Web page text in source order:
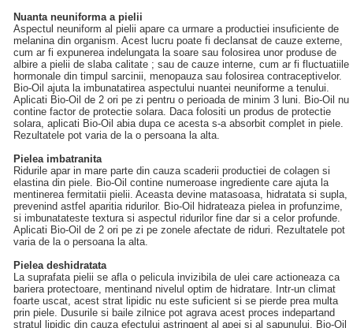
Nuanta neuniforma a pielii
Aspectul neuniform al pielii apare ca urmare a productiei insuficiente de
melanina din organism. Acest lucru poate fi declansat de cauze externe,
cum ar fi expunerea indelungata la soare sau folosirea unor produse de
albire a pielii de slaba calitate ; sau de cauze interne, cum ar fi fluctuatiile
hormonale din timpul sarcinii, menopauza sau folosirea contraceptivelor.
Bio‑Oil ajuta la imbunatatirea aspectului nuantei neuniforme a tenului.
Aplicati Bio‑Oil de 2 ori pe zi pentru o perioada de minim 3 luni. Bio‑Oil nu
contine factor de protectie solara. Daca folositi un produs de protectie
solara, aplicati Bio‑Oil abia dupa ce acesta s-a absorbit complet in piele.
Rezultatele pot varia de la o persoana la alta.
Pielea imbatranita
Ridurile apar in mare parte din cauza scaderii productiei de colagen si
elastina din piele. Bio‑Oil contine numeroase ingrediente care ajuta la
mentinerea fermitatii pielii. Aceasta devine matasoasa, hidratata si supla,
prevenind astfel aparitia ridurilor. Bio‑Oil hidrateaza pielea in profunzime,
si imbunatateste textura si aspectul ridurilor fine dar si a celor profunde.
Aplicati Bio‑Oil de 2 ori pe zi pe zonele afectate de riduri. Rezultatele pot
varia de la o persoana la alta.
Pielea deshidratata
La suprafata pielii se afla o pelicula invizibila de ulei care actioneaza ca
bariera protectoare, mentinand nivelul optim de hidratare. Intr-un climat
foarte uscat, acest strat lipidic nu este suficient si se pierde prea multa
prin piele. Dusurile si baile zilnice pot agrava acest proces indepartand
stratul lipidic din cauza efectului astringent al apei si al sapunului. Bio‑Oil